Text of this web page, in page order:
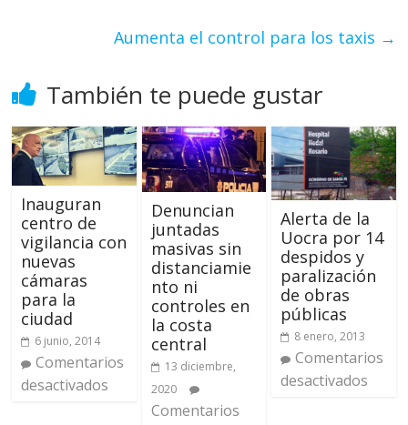
Aumenta el control para los taxis →
También te puede gustar
Inauguran
centro de
vigilancia con
nuevas
cámaras
para la
ciudad
6 junio, 2014
Comentarios
desactivados
Denuncian
juntadas
masivas sin
distanciamie
nto ni
controles en
la costa
central
13 diciembre,
2020
Comentarios
Alerta de la
Uocra por 14
despidos y
paralización
de obras
públicas
8 enero, 2013
Comentarios
desactivados